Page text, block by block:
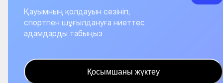
Қауымның қолдауын сезініп,
спортпен шұғылдануға ниеттес
адамдарды табыңыз
Қосымшаны жүктеу